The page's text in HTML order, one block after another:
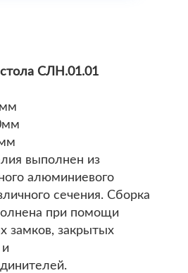
СЛН.01.01
выполнен из
алюминиевого
сечения. Сборка
при помощи
замков, закрытых